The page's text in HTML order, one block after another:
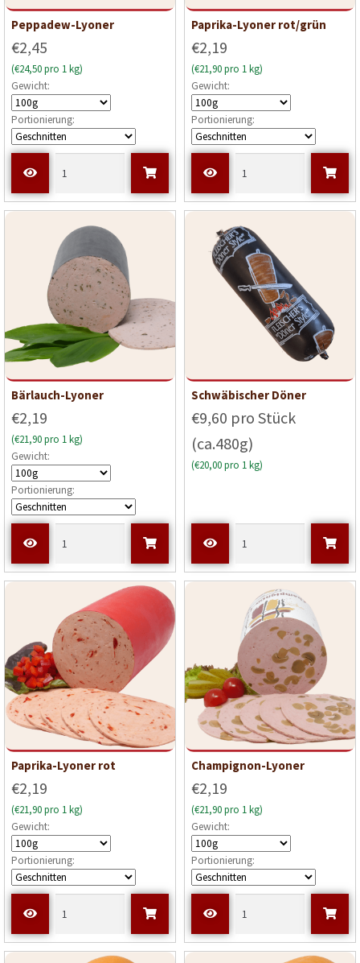
Peppadew-Lyoner
€2,45
(€24,50 pro 1 kg)
Gewicht:
Portionierung:
Paprika-Lyoner rot/grün
€2,19
(€21,90 pro 1 kg)
Gewicht:
Portionierung:
Bärlauch-Lyoner
€2,19
(€21,90 pro 1 kg)
Gewicht:
Portionierung:
Schwäbischer Döner
€9,60 pro Stück
(ca.480g)
(€20,00 pro 1 kg)
Paprika-Lyoner rot
€2,19
(€21,90 pro 1 kg)
Gewicht:
Portionierung:
Champignon-Lyoner
€2,19
(€21,90 pro 1 kg)
Gewicht:
Portionierung: